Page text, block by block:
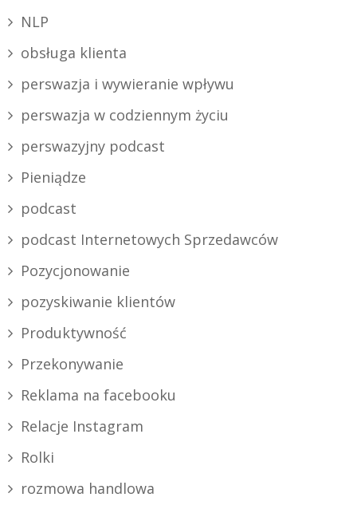
NLP
obsługa klienta
perswazja i wywieranie wpływu
perswazja w codziennym życiu
perswazyjny podcast
Pieniądze
podcast
podcast Internetowych Sprzedawców
Pozycjonowanie
pozyskiwanie klientów
Produktywność
Przekonywanie
Reklama na facebooku
Relacje Instagram
Rolki
rozmowa handlowa